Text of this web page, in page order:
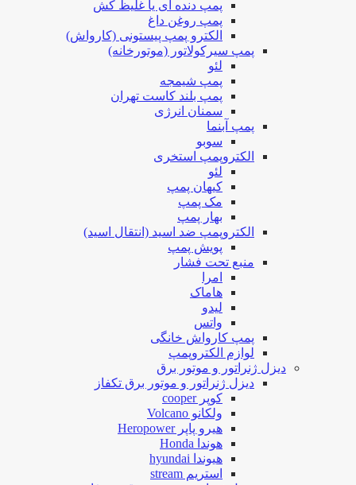
پمپ دنده ای یا غلیظ کش
پمپ روغن داغ
الکترو پمپ پیستونی (کارواش)
پمپ سیرکولاتور (موتورخانه)
لئو
پمپ شیمجه
پمپ بلند کاست تهران
سمنان انرژی
پمپ آبنما
سوبو
الکتروپمپ استخری
لئو
کیهان پمپ
مک پمپ
بهار پمپ
الکتروپمپ ضد اسید (انتقال اسید)
پویش پمپ
منبع تحت فشار
امرا
هاماک
لیدو
واتس
پمپ کارواش خانگی
لوازم الکتروپمپ
دیزل ژنراتور و موتور برق
دیزل ژنراتور و موتور برق تکفاز
کوپر cooper
ولکانو Volcano
هیرو پاپر Heropower
هوندا Honda
هیوندا hyundai
استریم stream